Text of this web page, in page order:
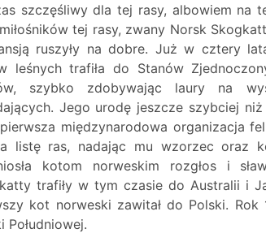
szczęśliwy dla tej rasy, albowiem na
tej rasy, zwany Norsk
ruszyły na dobre. Już w cztery
leśnych trafiła do Stanów
szybko zdobywając laury na
Jego urodę jeszcze szybciej
międzynarodowa organizacja
listę ras, nadając mu wzorzec oraz
kotom norweskim rozgłos i
trafiły w tym czasie do Australii i
kot norweski zawitał do Polski.
Południowej.